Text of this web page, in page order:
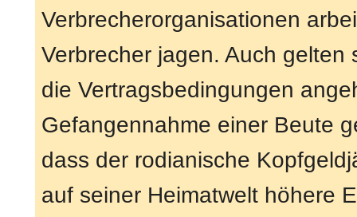
Verbrecherorganisationen
Verbrecher jagen. Auch
die Vertragsbedingungen
Gefangennahme einer Beute
dass der rodianische
auf seiner Heimatwelt höhere